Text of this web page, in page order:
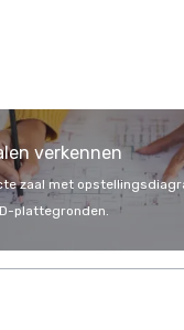
verkennen
zaal met
plattegronden.